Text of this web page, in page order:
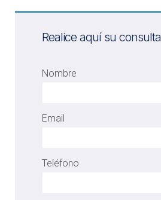
Realice aquí su consulta
Nombre
Email
Teléfono